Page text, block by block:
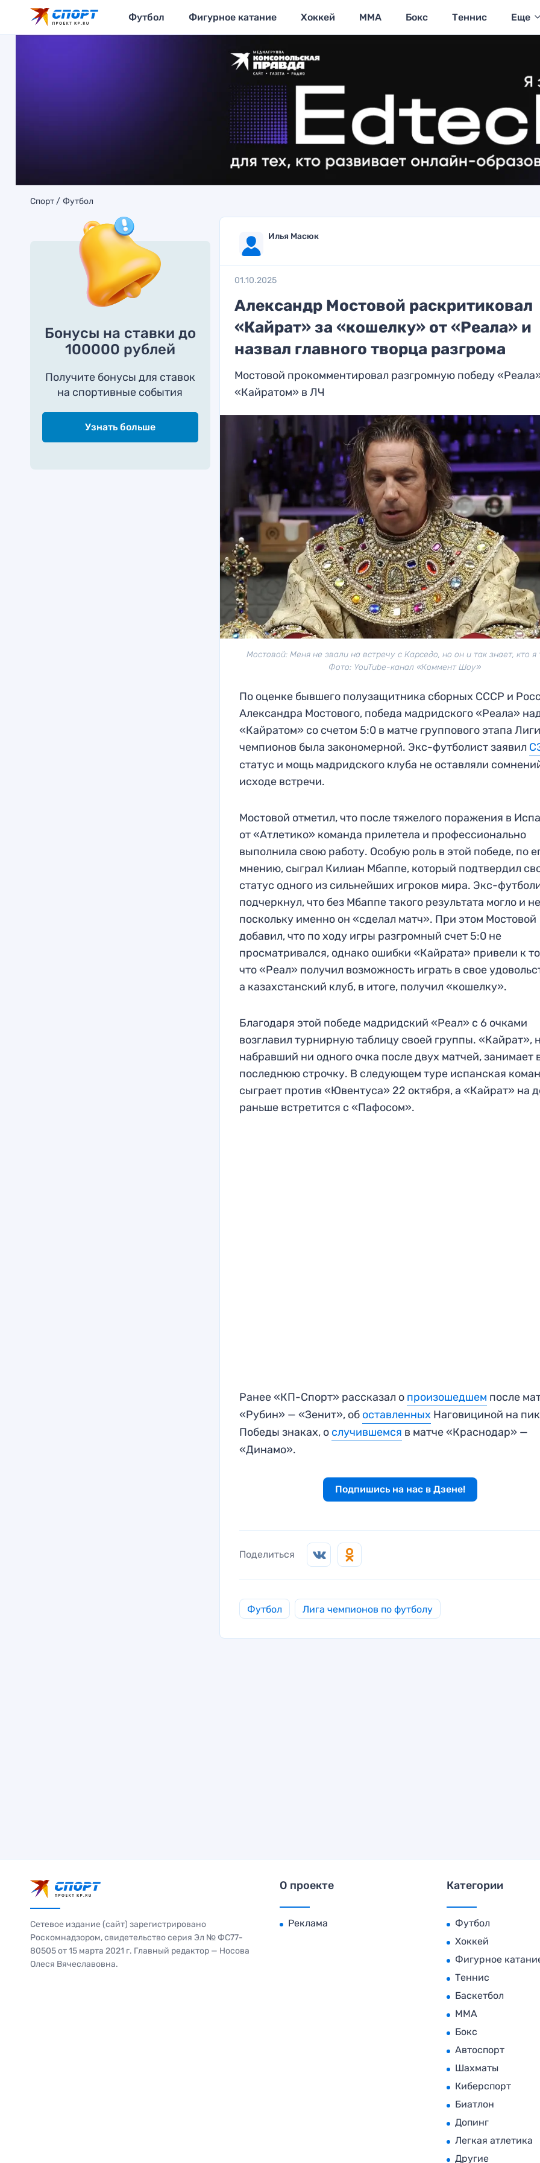
Футбол Фигурное катание Хоккей MMA Бокс Теннис Еще
Спорт Футбол
Бонусы на ставки до
100000 рублей
Получите бонусы для ставок
на спортивные события
Узнать больше
Илья Масюк
01.10.2025
Александр Мостовой раскритиковал
«Кайрат» за «кошелку» от «Реала» и
назвал главного творца разгрома
Мостовой прокомментировал разгромную победу
«Кайратом» в ЛЧ
Мостовой: Меня не звали на встречу с Карседо, но он и так знает, кто я
Фото: YouTube-канал «Коммент Шоу»
По оценке бывшего полузащитника сборных СССР и
Александра Мостового, победа мадридского «Реала»
«Кайратом» со счетом 5:0 в матче группового этапа
чемпионов была закономерной. Экс-футболист заявил
статус и мощь мадридского клуба не оставляли
исходе встречи.
Мостовой отметил, что после тяжелого поражения в
от «Атлетико» команда прилетела и профессионально
выполнила свою работу. Особую роль в этой победе, по
мнению, сыграл Килиан Мбаппе, который подтвердил
статус одного из сильнейших игроков мира. Экс-
подчеркнул, что без Мбаппе такого результата могло и
поскольку именно он «сделал матч». При этом Мостовой
добавил, что по ходу игры разгромный счет 5:0 не
просматривался, однако ошибки «Кайрата» привели к
что «Реал» получил возможность играть в свое
а казахстанский клуб, в итоге, получил «кошелку».
Благодаря этой победе мадридский «Реал» с 6 очками
возглавил турнирную таблицу своей группы. «Кайрат»,
набравший ни одного очка после двух матчей, занимает
последнюю строчку. В следующем туре испанская
сыграет против «Ювентуса» 22 октября, а «Кайрат» на
раньше встретится с «Пафосом».
Ранее «КП-Спорт» рассказал о произошедшем после
«Рубин» — «Зенит», об оставленных Наговициной на
Победы знаках, о случившемся в матче «Краснодар» —
«Динамо».
Подпишись на нас в Дзене!
Поделиться
Футбол Лига чемпионов по футболу
Сетевое издание (сайт) зарегистрировано
Роскомнадзором, свидетельство серия Эл № ФС77-
80505 от 15 марта 2021 г. Главный редактор — Носова
Олеся Вячеславовна.
О проекте
Реклама
Категории
Футбол
Хоккей
Фигурное
Теннис
Баскетбол
MMA
Бокс
Автоспорт
Шахматы
Киберспорт
Биатлон
Допинг
Легкая атлетика
Другие